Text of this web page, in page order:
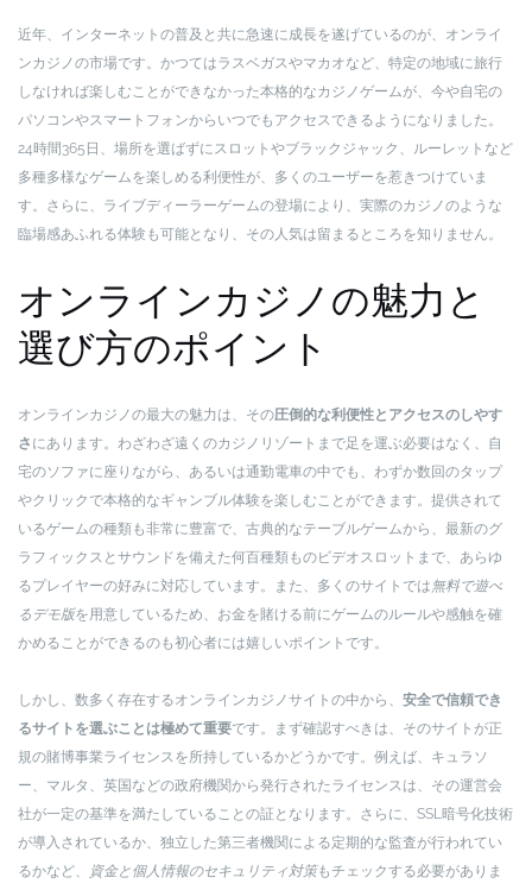
近年、インターネットの普及と共に急速に成長を遂げているのが、オンライ
ンカジノの市場です。かつてはラスベガスやマカオなど、特定の地域に旅行
しなければ楽しむことができなかった本格的なカジノゲームが、今や自宅の
パソコンやスマートフォンからいつでもアクセスできるようになりました。
24時間365日、場所を選ばずにスロットやブラックジャック、ルーレットなど
多種多様なゲームを楽しめる利便性が、多くのユーザーを惹きつけていま
す。さらに、ライブディーラーゲームの登場により、実際のカジノのような
臨場感あふれる体験も可能となり、その人気は留まるところを知りません。
オンラインカジノの魅力と
選び方のポイント
オンラインカジノの最大の魅力は、その圧倒的な利便性とアクセスのしやす
さ にあります。わざわざ遠くのカジノリゾートまで足を運ぶ必要はなく、自
宅のソファに座りながら、あるいは通勤電車の中でも、わずか数回のタップ
やクリックで本格的なギャンブル体験を楽しむことができます。提供されて
いるゲームの種類も非常に豊富で、古典的なテーブルゲームから、最新のグ
ラフィックスとサウンドを備えた何百種類ものビデオスロットまで、あらゆ
るプレイヤーの好みに対応しています。また、多くのサイトでは無料で遊べ
るデモ版を用意しているため、お金を賭ける前にゲームのルールや感触を確
かめることができるのも初心者には嬉しいポイントです。
しかし、数多く存在するオンラインカジノサイトの中から、 安全で信頼でき
るサイトを選ぶことは極めて重要です。まず確認すべきは、そのサイトが正
規の賭博事業ライセンスを所持しているかどうかです。例えば、キュラソ
ー、マルタ、英国などの政府機関から発行されたライセンスは、その運営会
社が一定の基準を満たしていることの証となります。さらに、SSL暗号化技術
が導入されているか、独立した第三者機関による定期的な監査が行われてい
るかなど、
資金と個人情報のセキュリティ対策もチェックする必要がありま